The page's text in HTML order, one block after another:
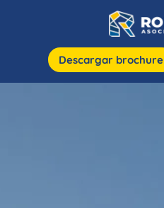
Descargar brochure